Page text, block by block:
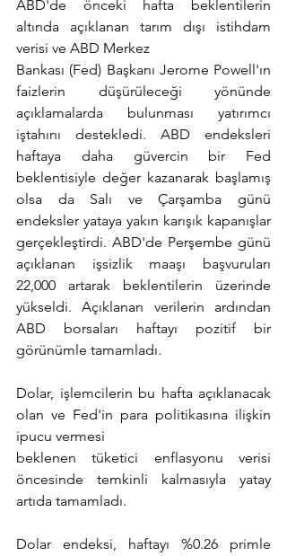
ABD'de önceki hafta beklentilerin
altında açıklanan tarım dışı istihdam
verisi ve ABD Merkez
Bankası (Fed) Başkanı Jerome Powell'ın
faizlerin düşürüleceği yönünde
açıklamalarda bulunması yatırımcı
iştahını destekledi. ABD endeksleri
haftaya daha güvercin bir Fed
beklentisiyle değer kazanarak başlamış
olsa da Salı ve Çarşamba günü
endeksler yataya yakın karışık kapanışlar
gerçekleştirdi. ABD'de Perşembe günü
açıklanan işsizlik maaşı başvuruları
22,000 artarak beklentilerin üzerinde
yükseldi. Açıklanan verilerin ardından
ABD borsaları haftayı pozitif bir
görünümle tamamladı.
Dolar, işlemcilerin bu hafta açıklanacak
olan ve Fed'in para politikasına ilişkin
ipucu vermesi
beklenen tüketici enflasyonu verisi
öncesinde temkinli kalmasıyla yatay
artıda tamamladı.
Dolar endeksi, haftayı %0.26 primle